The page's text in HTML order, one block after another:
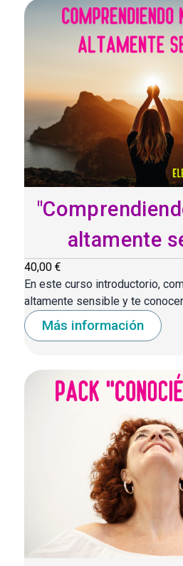
altamente
40,00 €
En este curso introductorio,
altamente sensible y te
Más información